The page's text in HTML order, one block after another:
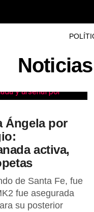
Ángela por
activa,
de Santa Fe, fue
fue asegurada
su posterior